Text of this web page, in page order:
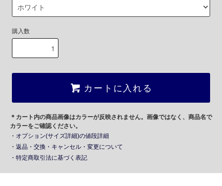
購入数
カートに入れる
＊カート内の商品画像はカラーが反映されません。画像ではなく、商品名で
カラーをご確認ください。
・オプション(サイズ詳細)の値段詳細
・返品・交換・キャンセル・変更について
・特定商取引法に基づく表記